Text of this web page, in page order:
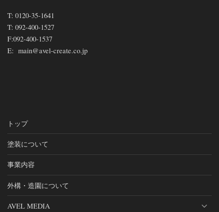
T: 0120-35-1641
T: 092-400-1527
F:092-400-1537
E: main@avel-create.co.jp
トップ
塗装について
事業内容
外構・造園について
AVEL MEDIA